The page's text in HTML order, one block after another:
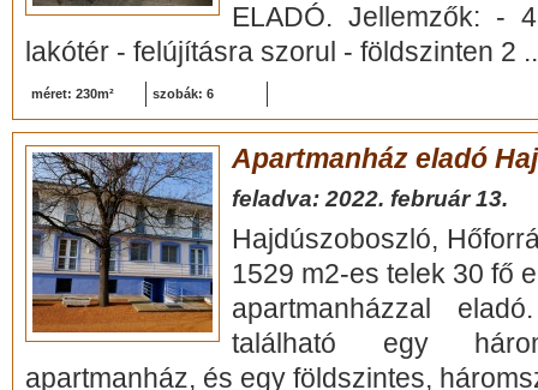
ELADÓ. Jellemzők: -
lakótér - felújításra szorul - földszinten 2
méret: 230m² szobák: 6
Apartmanház eladó
feladva: 2022. február 13.
Hajdúszoboszló,
1529 m2-es telek 30 fő
apartmanházzal
található egy
apartmanház, és egy földszintes,